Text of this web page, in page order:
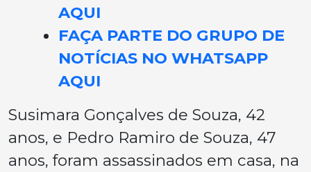
AQUI
FAÇA PARTE DO GRUPO DE
NOTÍCIAS NO WHATSAPP
AQUI
Susimara Gonçalves de Souza, 42
anos, e Pedro Ramiro de Souza, 47
anos, foram assassinados em casa, na